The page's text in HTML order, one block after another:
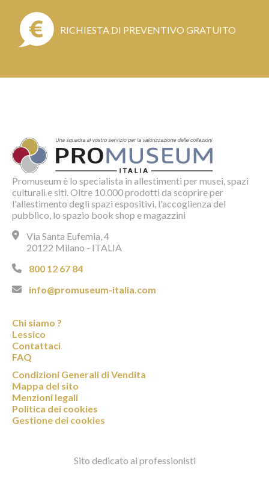
RICHIESTA DI PREVENTIVO GRATUITO
Promuseum è lo specialista in allestimenti per musei, spazi
culturali e siti. Oltre 10.000 prodotti da scoprire per
l'allestimento degli spazi espositivi, l'accoglienza del
pubblico, lo spazio book shop e magazzini
Via Santa Eufemia, 4
20122 Milano - ITALIA
800 12 67 84
info@promuseum-italia.com
Chi siamo ?
Lessico
Contattaci
FAQ
Condizioni Generali di Vendita
Mappa del sito
Menzioni legali
Politica dei cookies
Gestione dei cookies
Sito dedicato ai professionisti